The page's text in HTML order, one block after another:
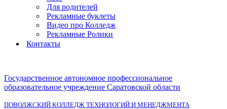
Для родителей
Рекламные буклеты
Видео про Колледж
Рекламные Ролики
Контакты
Государственное автономное профессиональное
образовательное учреждение Саратовской области
ПОВОЛЖСКИЙ КОЛЛЕДЖ ТЕХНОЛОГИЙ И МЕНЕДЖМЕНТА